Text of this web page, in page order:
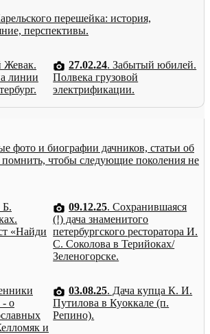
перешейка: история,
перспективы.
Жевак.
линии
27.02.24. Забытый юбилей.
Полвека грузовой
электрификации.
фото и биографии дачников, статьи об
помнить, чтобы следующие поколения не
Б.
«Найди
09.12.25. Сохранившаяся
(!) дача знаменитого
петербургского ресторатора И.
С. Соколова в Терийоках/
Зеленогорске.
- о
и
03.08.25. Дача купца К. И.
Путилова в Куоккале (п.
Репино).